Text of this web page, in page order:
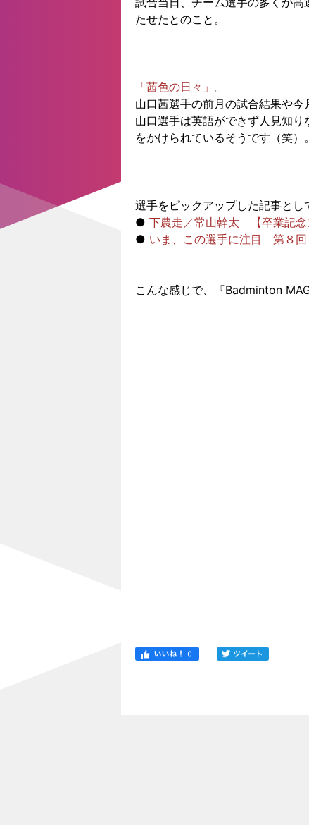
たせたとのこと。
「茜色の日々」 。
山口茜選手の前月の試合結果や今
山口選手は英語ができず人見知
をかけられているそうです（笑）
選手をピックアップした記事とし
● 下農走／常山幹太 【卒業記念
● いま、この選手に注目 第８
こんな感じで、『Badminton